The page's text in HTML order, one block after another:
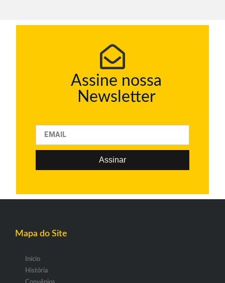
Assine nossa
Newsletter
Assinar
Mapa do Site
Início
História